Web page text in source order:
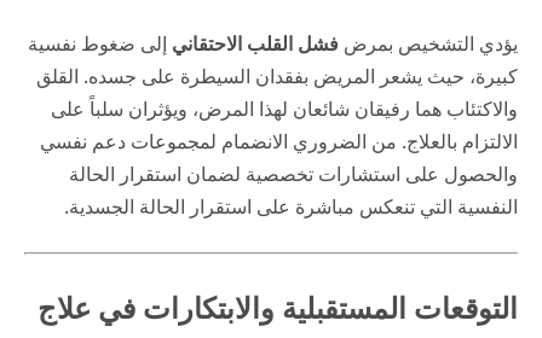
يؤدي التشخيص بمرض فشل القلب الاحتقاني إلى ضغوط نفسية
كبيرة، حيث يشعر المريض بفقدان السيطرة على جسده. القلق
والاكتئاب هما رفيقان شائعان لهذا المرض، ويؤثران سلباً على
الالتزام بالعلاج. من الضروري الانضمام لمجموعات دعم نفسي
والحصول على استشارات تخصصية لضمان استقرار الحالة
النفسية التي تنعكس مباشرة على استقرار الحالة الجسدية.
التوقعات المستقبلية والابتكارات في علاج